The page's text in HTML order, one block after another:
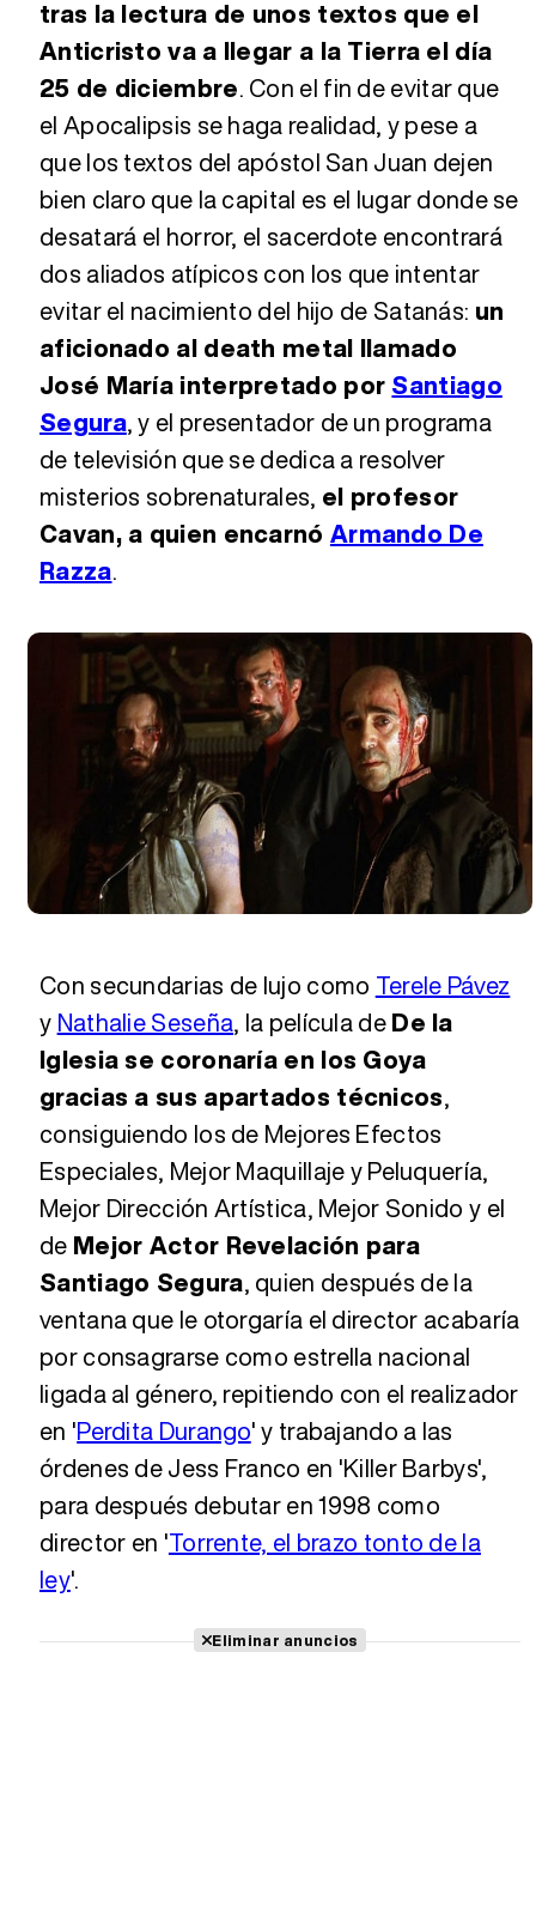
tras la lectura de unos textos que el
Anticristo va a llegar a la Tierra el día
25 de diciembre. Con el fin de evitar que
el Apocalipsis se haga realidad, y pese a
que los textos del apóstol San Juan dejen
bien claro que la capital es el lugar donde se
desatará el horror, el sacerdote encontrará
dos aliados atípicos con los que intentar
evitar el nacimiento del hijo de Satanás: un
aficionado al death metal llamado
José María interpretado por Santiago
Segura, y el presentador de un programa
de televisión que se dedica a resolver
misterios sobrenaturales, el profesor
Cavan, a quien encarnó Armando De
Razza.
Con secundarias de lujo como Terele Pávez
y Nathalie Seseña, la película deDe la
Iglesia se coronaría en los Goya
gracias a sus apartados técnicos,
consiguiendo los de Mejores Efectos
Especiales, Mejor Maquillaje y Peluquería,
Mejor Dirección Artística, Mejor Sonido y el
de Mejor Actor Revelación para
Santiago Segura, quien después de la
ventana que le otorgaría el director acabaría
por consagrarse como estrella nacional
ligada al género, repitiendo con el realizador
en 'Perdita Durango' y trabajando a las
órdenes de Jess Franco en 'Killer Barbys',
para después debutar en 1998 como
director en 'Torrente, el brazo tonto de la
ley'.
Eliminar anuncios